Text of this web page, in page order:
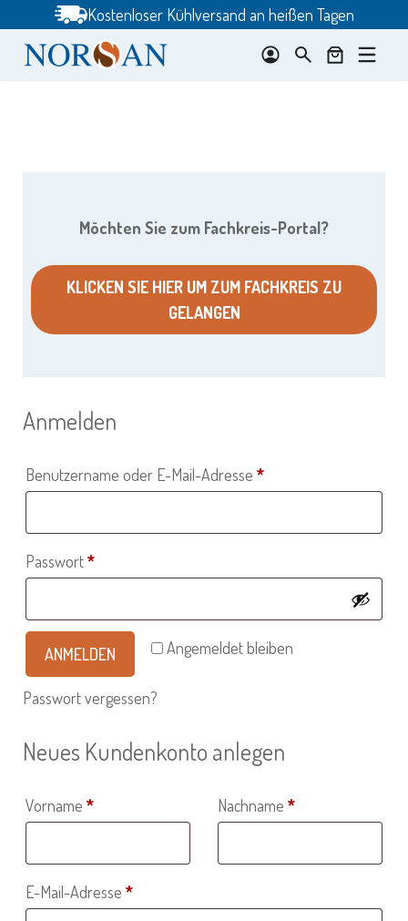
springen
Kostenloser Kühlversand an heißen Tagen
Möchten Sie zum Fachkreis-Portal?
KLICKEN SIE HIER UM ZUM FACHKREIS ZU
GELANGEN
Anmelden
Benutzername oder E-Mail-Adresse *Erforderlich
Passwort*Erforderlich
Angemeldet bleiben
ANMELDEN
Passwort vergessen?
Neues Kundenkonto anlegen
Vorname * Nachname *
E-Mail-Adresse *Erforderlich